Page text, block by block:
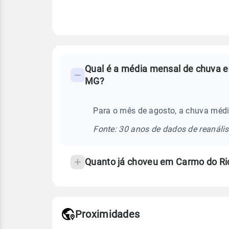
Perguntas
temperatura
Qual é a média mensal de chuva
MG?
Para o mês de agosto, a chuva
Fonte: 30 anos de dados de
Quanto já choveu em Carmo do
Proximidades